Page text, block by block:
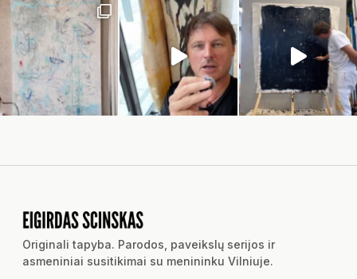
Originali tapyba. Parodos, paveikslų serijos ir
asmeniniai susitikimai su menininku Vilniuje.